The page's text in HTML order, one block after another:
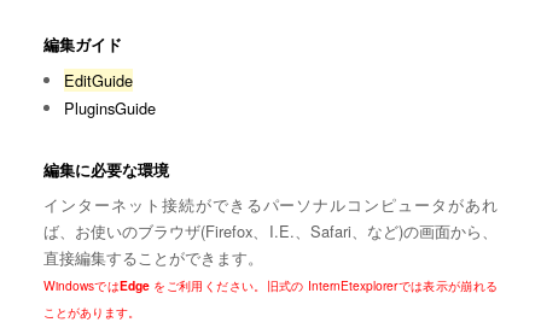
編集ガイド
EditGuide
PluginsGuide
編集に必要な環境
インターネット接続ができるパーソナルコンピュータがあれ
ば、お使いのブラウザ(Firefox、I.E.、Safari、など)の画面から、
直接編集することができます。
WindowsではEdgeをご利用ください。旧式の InternEtexplorerでは表示が崩れる
ことがあります。